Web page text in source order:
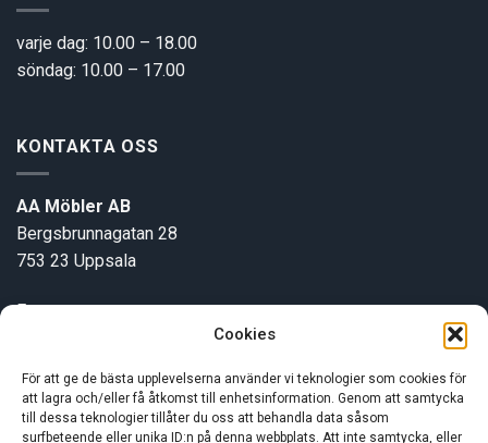
Cookies
För att ge de bästa upplevelserna använder vi teknologier som cookies för
att lagra och/eller få åtkomst till enhetsinformation. Genom att samtycka
till dessa teknologier tillåter du oss att behandla data såsom
surfbeteende eller unika ID:n på denna webbplats. Att inte samtycka, eller
varje dag: 10.00 – 18.00
söndag: 10.00 – 17.00
KONTAKTA OSS
AA Möbler AB
Bergsbrunnagatan 28
753 23 Uppsala
E-post:
INFORMATION